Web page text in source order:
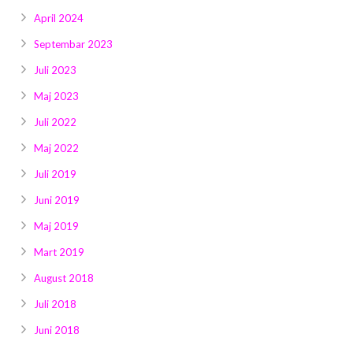
April 2024
Septembar 2023
Juli 2023
Maj 2023
Juli 2022
Maj 2022
Juli 2019
Juni 2019
Maj 2019
Mart 2019
August 2018
Juli 2018
Juni 2018